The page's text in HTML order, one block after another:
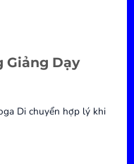
Giảng Dạy
Di chuyển hợp lý khi